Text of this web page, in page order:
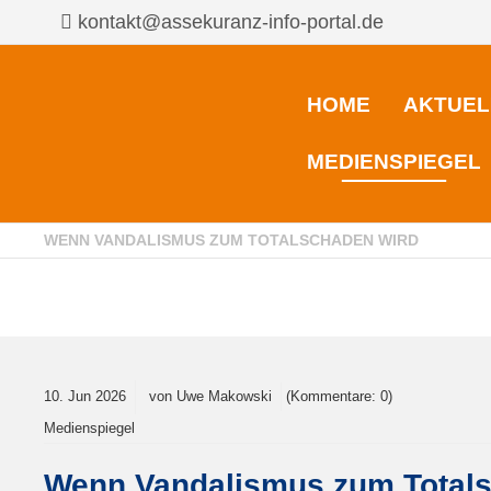
kontakt@assekuranz-info-portal.de
HOME
MEDIENSPIEGEL
WENN VANDALISMUS ZUM TOTALSCHADEN WIRD
10. Jun 2026 von Uwe Makowski
(Kommentare: 0)
Medienspiegel